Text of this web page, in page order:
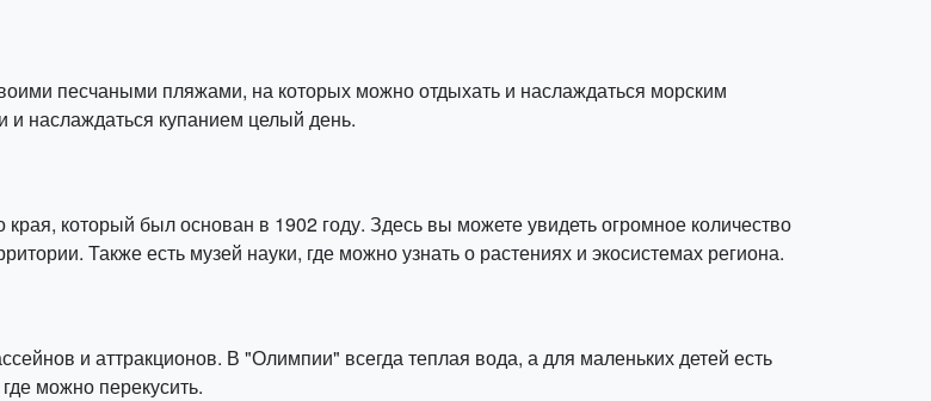
песчаными пляжами, на которых можно отдыхать и наслаждаться морским
и наслаждаться купанием целый день.
который был основан в 1902 году. Здесь вы можете увидеть огромное количество
Также есть музей науки, где можно узнать о растениях и экосистемах региона.
и аттракционов. В "Олимпии" всегда теплая вода, а для маленьких детей есть
можно перекусить.